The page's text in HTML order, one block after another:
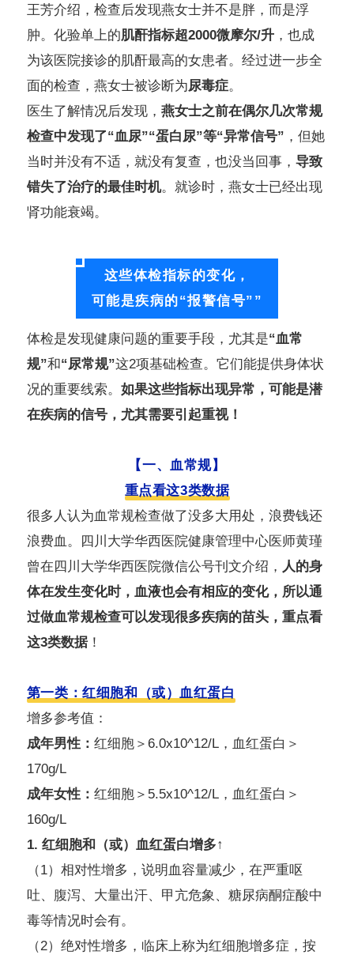
王芳介绍，检查后发现燕女士并不是胖，而是浮
肿。化验单上的肌酐指标超2000微摩尔/升，也成
为该医院接诊的肌酐最高的女患者。经过进一步全
面的检查，燕女士被诊断为尿毒症。
医生了解情况后发现， 燕女士之前在偶尔几次常规
检查中发现了“血尿”“蛋白尿”等“异常信号” ，但她
当时并没有不适，就没有复查，也没当回事， 导致
错失了治疗的最佳时机。就诊时，燕女士已经出现
肾功能衰竭。
这些体检指标的变化，
可能是疾病的“报警信号””
体检是发现健康问题的重要手段，尤其是“血常
规”和“尿常规”这2项基础检查。它们能提供身体状
况的重要线索。 如果这些指标出现异常，可能是潜
在疾病的信号，尤其需要引起重视！
【一、血常规】
重点看这3类数据
很多人认为血常规检查做了没多大用处，浪费钱还
浪费血。四川大学华西医院健康管理中心医师黄瑾
曾在四川大学华西医院微信公号刊文介绍， 人的身
体在发生变化时，血液也会有相应的变化，所以通
过做血常规检查可以发现很多疾病的苗头，重点看
这3类数据！
第一类：红细胞和（或）血红蛋白
增多参考值：
成年男性： 红细胞＞6.0x10^12/L，血红蛋白＞
170g/L
成年女性： 红细胞＞5.5x10^12/L，血红蛋白＞
160g/L
1. 红细胞和（或）血红蛋白增多↑
（1）相对性增多，说明血容量减少，在严重呕
吐、腹泻、大量出汗、甲亢危象、糖尿病酮症酸中
毒等情况时会有。
（2）绝对性增多，临床上称为红细胞增多症，按